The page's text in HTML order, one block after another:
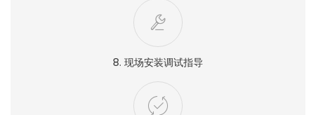
8. 现场安装调试指导